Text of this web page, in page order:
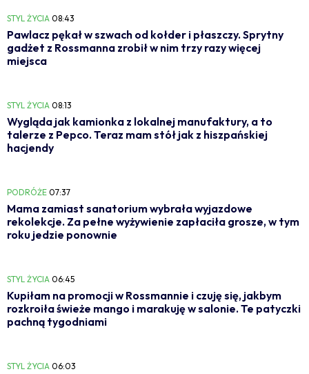
STYL ŻYCIA 08:43
Pawlacz pękał w szwach od kołder i płaszczy. Sprytny
gadżet z Rossmanna zrobił w nim trzy razy więcej
miejsca
STYL ŻYCIA 08:13
Wygląda jak kamionka z lokalnej manufaktury, a to
talerze z Pepco. Teraz mam stół jak z hiszpańskiej
hacjendy
PODRÓŻE 07:37
Mama zamiast sanatorium wybrała wyjazdowe
rekolekcje. Za pełne wyżywienie zapłaciła grosze, w tym
roku jedzie ponownie
STYL ŻYCIA 06:45
Kupiłam na promocji w Rossmannie i czuję się, jakbym
rozkroiła świeże mango i marakuję w salonie. Te patyczki
pachną tygodniami
STYL ŻYCIA 06:03